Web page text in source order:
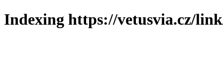
Indexing https://vetusvia.cz/